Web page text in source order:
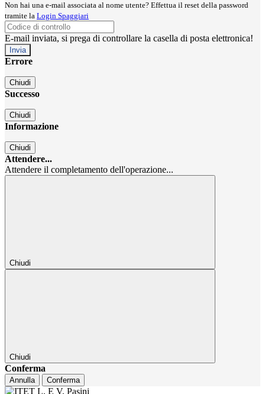
Non hai una e-mail associata al nome utente? Effettua il reset della password
tramite la Login Spaggiari
E-mail inviata, si prega di controllare la casella di posta elettronica!
Errore
Chiudi
Successo
Chiudi
Informazione
Chiudi
Attendere...
Attendere il completamento dell'operazione...
Chiudi
Chiudi
Conferma
Annulla Conferma